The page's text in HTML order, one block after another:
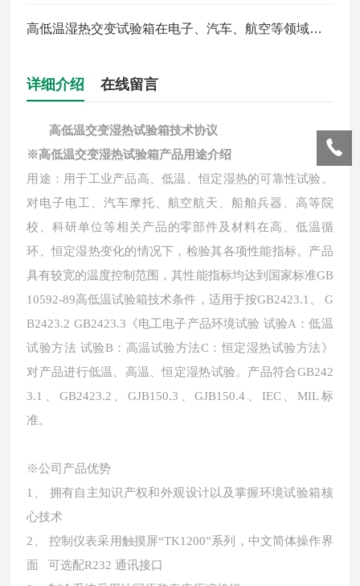
高低温湿热交变试验箱在电子、汽车、航空等领域中的应用
详细介绍 在线留言
高低温交变湿热试验箱技术协议
※高低温交变湿热试验箱产品用途介绍
用途：用于工业产品高、低温、恒定湿热的可靠性试验。
对电子电工、汽车摩托、航空航天、船舶兵器、高等院
校、科研单位等相关产品的零部件及材料在高、低温循
环、恒定湿热变化的情况下，检验其各项性能指标。产品
具有较宽的温度控制范围，其性能指标均达到国家标准GB
10592-89高低温试验箱技术条件，适用于按GB2423.1、 G
B2423.2 GB2423.3《电工电子产品环境试验 试验A：低温
试验方法 试验B：高温试验方法C：恒定湿热试验方法》
对产品进行低温、高温、恒定湿热试验。产品符合GB242
3.1、GB2423.2、GJB150.3、GJB150.4、IEC、MIL标
准。
※公司产品优势
1、 拥有自主知识产权和外观设计以及掌握环境试验箱核
心技术
2、 控制仪表采用触摸屏“TK1200”系列，中文简体操作界
面 可选配R232 通讯接口